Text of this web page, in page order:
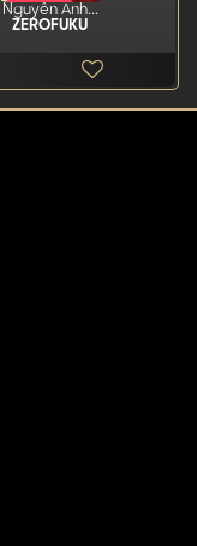
Nguyễn Anh...
ZEROFUKU
PHẦN)